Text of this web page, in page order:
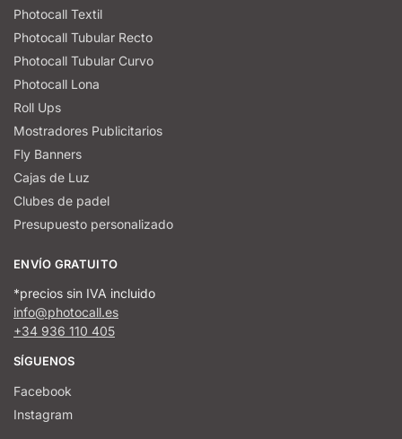
Photocall Textil
Photocall Tubular Recto
Photocall Tubular Curvo
Photocall Lona
Roll Ups
Mostradores Publicitarios
Fly Banners
Cajas de Luz
Clubes de padel
Presupuesto personalizado
ENVÍO GRATUITO
*precios sin IVA incluido
info@photocall.es
+34 936 110 405
SÍGUENOS
Facebook
Instagram